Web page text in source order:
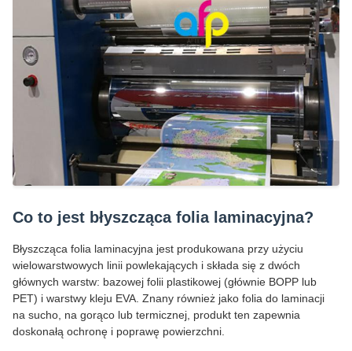
Co to jest błyszcząca folia laminacyjna?
Błyszcząca folia laminacyjna jest produkowana przy użyciu
wielowarstwowych linii powlekających i składa się z dwóch
głównych warstw: bazowej folii plastikowej (głównie BOPP lub
PET) i warstwy kleju EVA. Znany również jako folia do laminacji
na sucho, na gorąco lub termicznej, produkt ten zapewnia
doskonałą ochronę i poprawę powierzchni.